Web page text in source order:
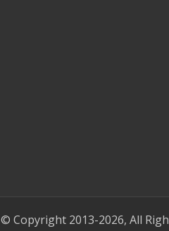
© Copyright 2013-2026, All